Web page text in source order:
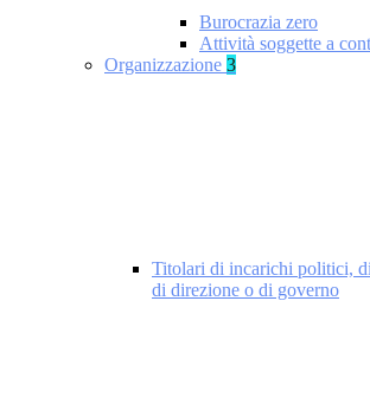
Burocrazia zero
Attività soggette a
Organizzazione 3
Titolari di incarichi politici,
di direzione o di governo